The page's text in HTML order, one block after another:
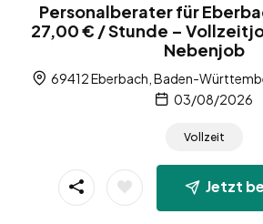
Personalberater für
27,00 € / Stunde –
Nebenjob
69412 Eberbach, Baden-
03/08/2026
Vollzeit
Jetzt